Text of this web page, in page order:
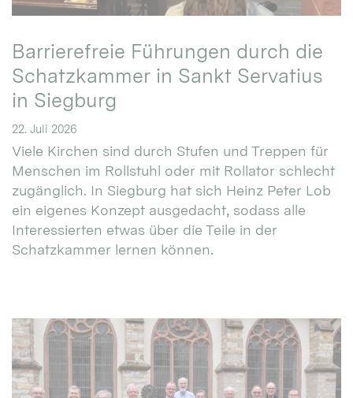
Barrierefreie Führungen durch die
Schatzkammer in Sankt Servatius
in Siegburg
22. Juli 2026
Viele Kirchen sind durch Stufen und Treppen für
Menschen im Rollstuhl oder mit Rollator schlecht
zugänglich. In Siegburg hat sich Heinz Peter Lob
ein eigenes Konzept ausgedacht, sodass alle
Interessierten etwas über die Teile in der
Schatzkammer lernen können.